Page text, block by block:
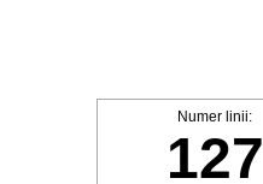
Numer linii:
127